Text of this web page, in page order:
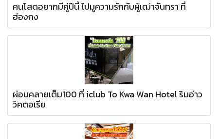
คนโสดอยากมีคู่ปีนี้ ไปมูความรักกับผู้เฒ่าจันทรา ที่
ฮ่องกง
ผ่อนคลายเต็ม100 ที่ iclub To Kwa Wan Hotel ริมอ่าว
วิคตอเรีย